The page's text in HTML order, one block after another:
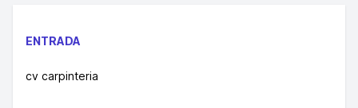
ENTRADA
cv carpinteria